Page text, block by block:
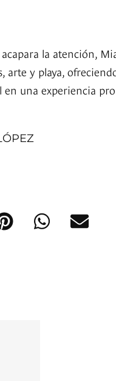
la atención,
arte y playa,
en una experiencia